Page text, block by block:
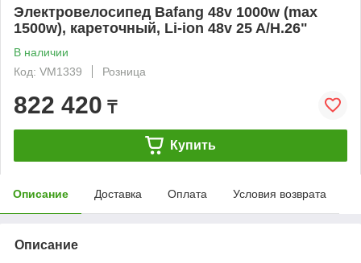
Электровелосипед Bafang 48v 1000w (max
1500w), кареточный, Li-ion 48v 25 A/H.26"
В наличии
Код: VM1339
Розница
822 420 ₸
Купить
Описание Доставка Оплата Условия возврата
Описание